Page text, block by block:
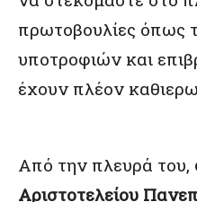
πρωτοβουλίες όπως
υποτροφιών και
έχουν πλέον
Από την πλευρά του,
Αριστοτελείου